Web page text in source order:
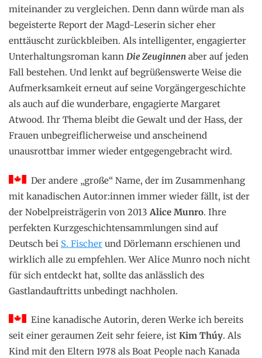
miteinander zu vergleichen. Denn dann würde man als
begeisterte Report der Magd-Leserin sicher eher
enttäuscht zurückbleiben. Als intelligenter, engagierter
Unterhaltungsroman kann Die Zeuginnen aber auf jeden
Fall bestehen. Und lenkt auf begrüßenswerte Weise die
Aufmerksamkeit erneut auf seine Vorgängergeschichte
als auch auf die wunderbare, engagierte Margaret
Atwood. Ihr Thema bleibt die Gewalt und der Hass, der
Frauen unbegreiflicherweise und anscheinend
unausrottbar immer wieder entgegengebracht wird.
Der andere „große“ Name, der im Zusammenhang
mit kanadischen Autor:innen immer wieder fällt, ist der
der Nobelpreisträgerin von 2013 Alice Munro. Ihre
perfekten Kurzgeschichtensammlungen sind auf
Deutsch bei S. Fischer und Dörlemann erschienen und
wirklich alle zu empfehlen. Wer Alice Munro noch nicht
für sich entdeckt hat, sollte das anlässlich des
Gastlandauftritts unbedingt nachholen.
Eine kanadische Autorin, deren Werke ich bereits
seit einer geraumen Zeit sehr feiere, ist Kim Thúy. Als
Kind mit den Eltern 1978 als Boat People nach Kanada